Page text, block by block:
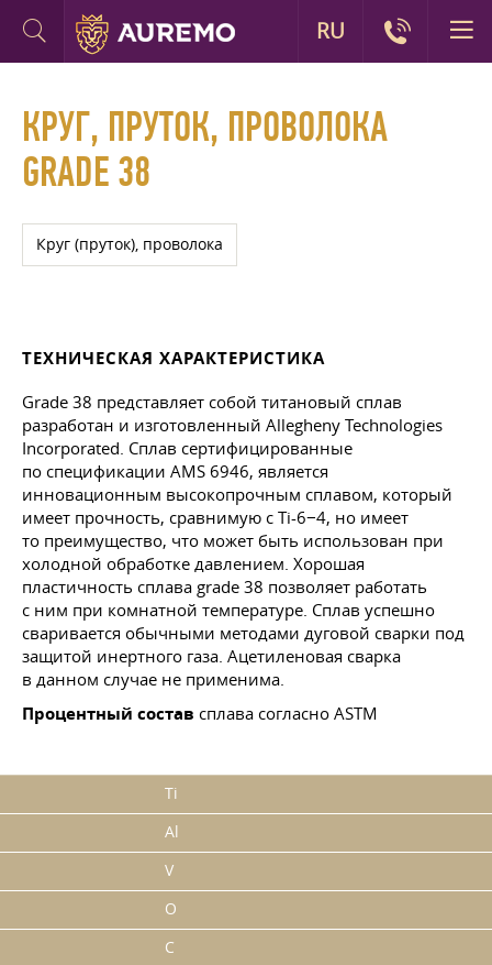
КРУГ, ПРУТОК, ПРОВОЛОКА
GRADE 38
Круг (пруток), проволока
ТЕХНИЧЕСКАЯ ХАРАКТЕРИСТИКА
Grade 38 представляет собой титановый сплав
разработан и изготовленный Allegheny Technologies
Incorporated. Сплав сертифицированные
по спецификации AMS 6946, является
инновационным высокопрочным сплавом, который
имеет прочность, сравнимую с Ti-6−4, но имеет
то преимущество, что может быть использован при
холодной обработке давлением. Хорошая
пластичность сплава grade 38 позволяет работать
с ним при комнатной температуре. Сплав успешно
сваривается обычными методами дуговой сварки под
защитой инертного газа. Ацетиленовая сварка
в данном случае не применима.
Процентный состав сплава согласно ASTM
Ti
Al
V
O
C
RU